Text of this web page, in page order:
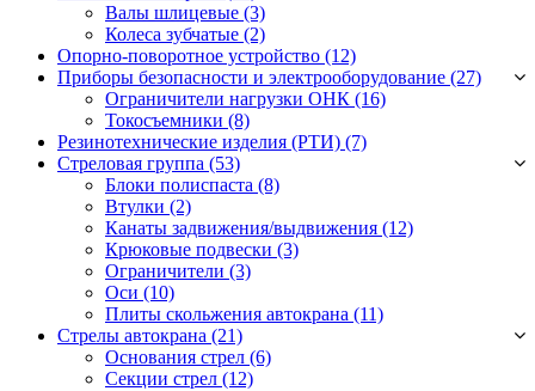
Валы шлицевые (3)
Колеса зубчатые (2)
Опорно-поворотное устройство (12)
Приборы безопасности и электрооборудование (27)
Ограничители нагрузки ОНК (16)
Токосъемники (8)
Резинотехнические изделия (РТИ) (7)
Стреловая группа (53)
Блоки полиспаста (8)
Втулки (2)
Канаты задвижения/выдвижения (12)
Крюковые подвески (3)
Ограничители (3)
Оси (10)
Плиты скольжения автокрана (11)
Стрелы автокрана (21)
Основания стрел (6)
Секции стрел (12)